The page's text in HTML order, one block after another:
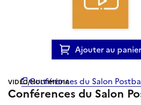
Ajouter au panier
Conférences du Salon
VIDÉO/MULTIMÉDIA
Conférences du Salon